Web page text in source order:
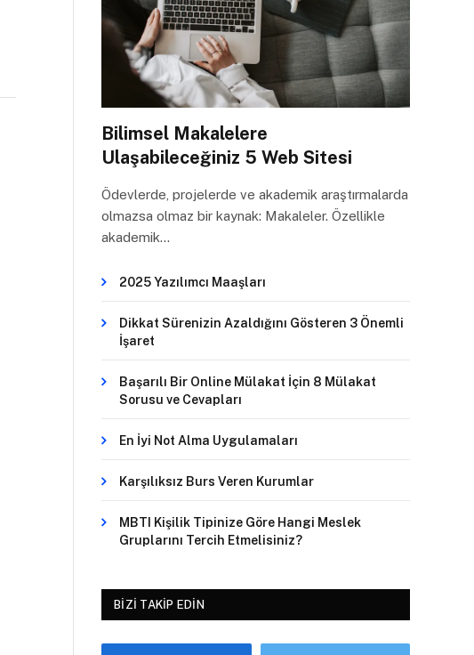
Bilimsel Makalelere
Ulaşabileceğiniz 5 Web Sitesi
Ödevlerde, projelerde ve akademik araştırmalarda
olmazsa olmaz bir kaynak: Makaleler. Özellikle
akademik…
2025 Yazılımcı Maaşları
Dikkat Sürenizin Azaldığını Gösteren 3 Önemli
İşaret
Başarılı Bir Online Mülakat İçin 8 Mülakat
Sorusu ve Cevapları
En İyi Not Alma Uygulamaları
Karşılıksız Burs Veren Kurumlar
MBTI Kişilik Tipinize Göre Hangi Meslek
Gruplarını Tercih Etmelisiniz?
BIZI TAKIP EDIN